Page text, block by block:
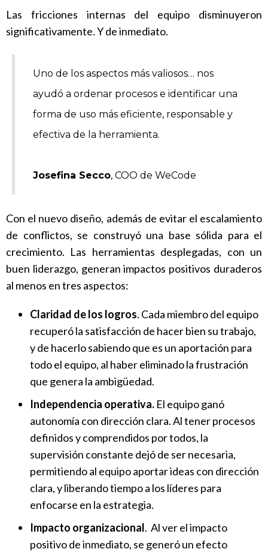
Las fricciones internas del equipo disminuyeron
significativamente. Y de inmediato.
Uno de los aspectos más valiosos… nos
ayudó a ordenar procesos e identificar una
forma de uso más eficiente, responsable y
efectiva de la herramienta.
Josefina Secco, COO de WeCode
Con el nuevo diseño, además de evitar el escalamiento
de conflictos, se construyó una base sólida para el
crecimiento. Las herramientas desplegadas, con un
buen liderazgo, generan impactos positivos duraderos
al menos en tres aspectos:
Claridad de los logros. Cada miembro del equipo
recuperó la satisfacción de hacer bien su trabajo,
y de hacerlo sabiendo que es un aportación para
todo el equipo, al haber eliminado la frustración
que genera la ambigüedad.
Independencia operativa. El equipo ganó
autonomía con dirección clara. Al tener procesos
definidos y comprendidos por todos, la
supervisión constante dejó de ser necesaria,
permitiendo al equipo aportar ideas con dirección
clara, y liberando tiempo a los líderes para
enfocarse en la estrategia.
Impacto organizacional. Al ver el impacto
positivo de inmediato, se generó un efecto